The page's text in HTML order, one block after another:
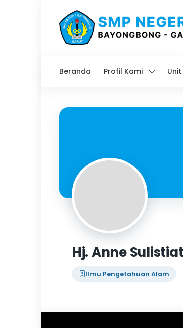
Beranda Profil Kami
Hj. Anne
Ilmu Pengetahuan Alam